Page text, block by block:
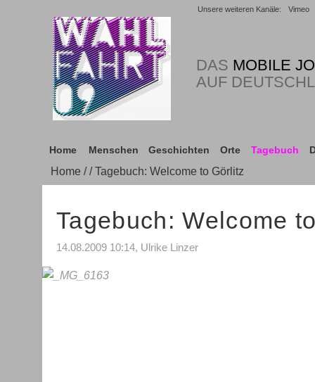
Unsere weiteren Kanäle: Vimeo
DAS MOBILE
AUF
Home Menschen Geschichten Orte Tagebuch
Home // Tagebuch: Welcome to Görlitz
Tagebuch: Welcome
14.08.2009 10:14, Ulrike Linzer